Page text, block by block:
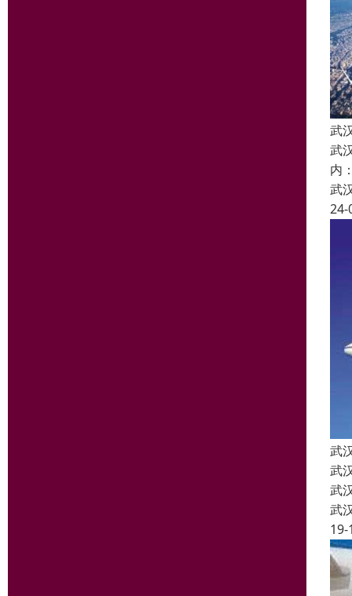
武
武
内
武
24-
武
武
武
武
19-